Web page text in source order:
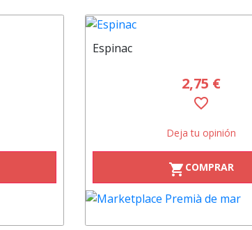
Espinac
2,75 €
favorite_border
Deja tu opinión
shopping_cart COMPRAR